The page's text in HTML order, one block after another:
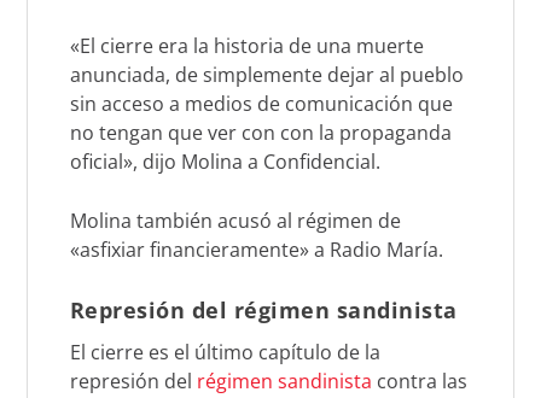
«El cierre era la historia de una muerte
anunciada, de simplemente dejar al pueblo
sin acceso a medios de comunicación que
no tengan que ver con con la propaganda
oficial», dijo Molina a Confidencial.
Molina también acusó al régimen de
«asfixiar financieramente» a Radio María.
Represión del régimen sandinista
El cierre es el último capítulo de la
represión del régimen sandinista contra las